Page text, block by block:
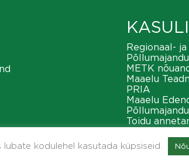
Regionaal- ja
METK
Maaelu
PRIA
Maaelu
Toidu
METK
lubate kodulehel kasutada küpsiseid.